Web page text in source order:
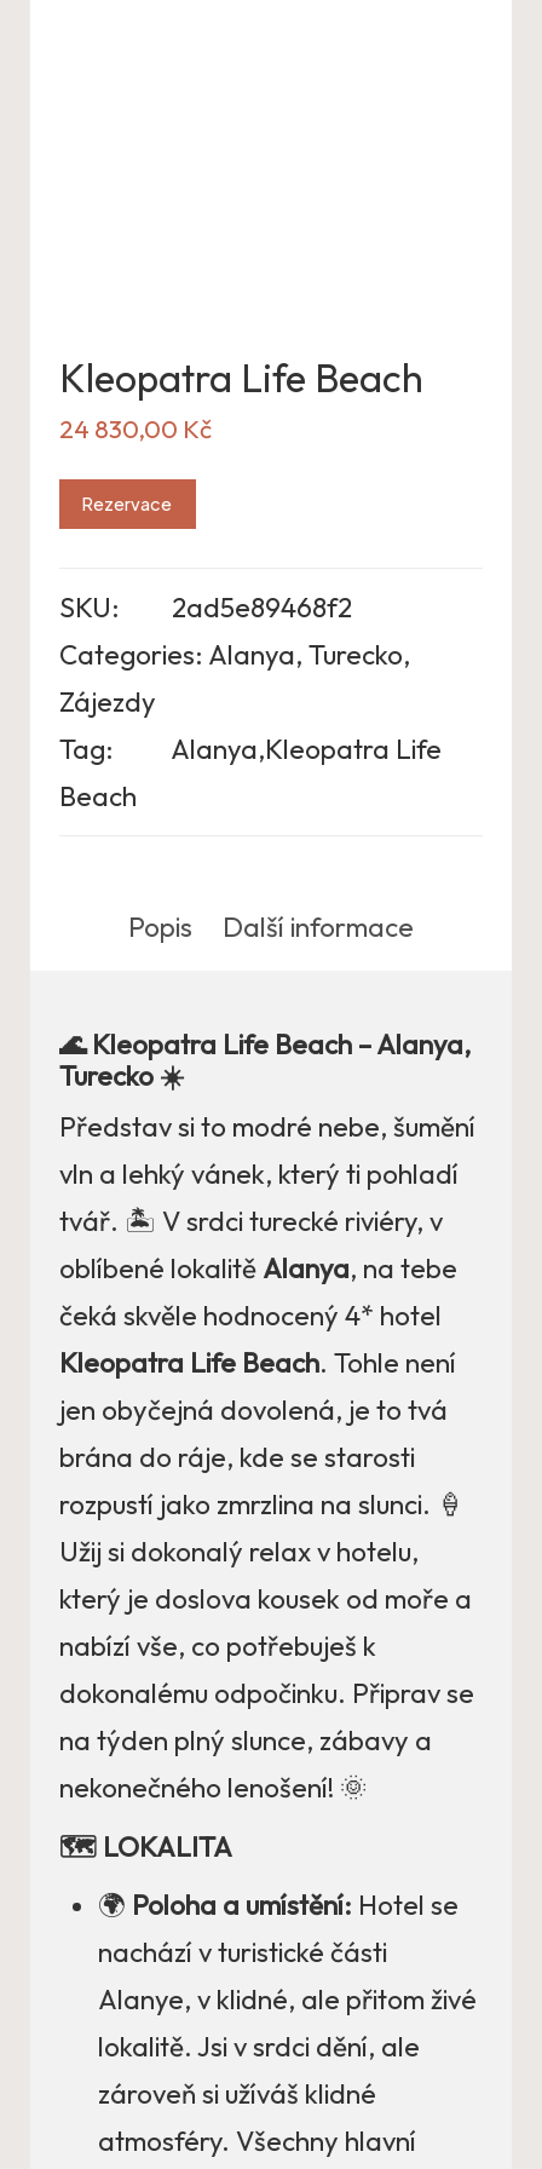
Kleopatra Life Beach
24 830,00 Kč
Rezervace
SKU:
2ad5e89468f2
Categories: Alanya, Turecko,
Zájezdy
Tag:
Alanya,Kleopatra Life
Beach
Popis Další informace
🌊 Kleopatra Life Beach – Alanya,
Turecko ☀️
Představ si to modré nebe, šumění
vln a lehký vánek, který ti pohladí
tvář. 🏝️ V srdci turecké riviéry, v
oblíbené lokalitě Alanya, na tebe
čeká skvěle hodnocený 4* hotel
Kleopatra Life Beach. Tohle není
jen obyčejná dovolená, je to tvá
brána do ráje, kde se starosti
rozpustí jako zmrzlina na slunci. 🍦
Užij si dokonalý relax v hotelu,
který je doslova kousek od moře a
nabízí vše, co potřebuješ k
dokonalému odpočinku. Připrav se
na týden plný slunce, zábavy a
nekonečného lenošení! 🌞
🗺️ LOKALITA
🌍 Poloha a umístění: Hotel se
nachází v turistické části
Alanye, v klidné, ale přitom živé
lokalitě. Jsi v srdci dění, ale
zároveň si užíváš klidné
atmosféry. Všechny hlavní